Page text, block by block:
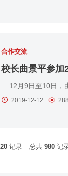
合作交流
校长曲景平参加
12月9日至10日，
2019-12-12
20 记录 总共 980 记